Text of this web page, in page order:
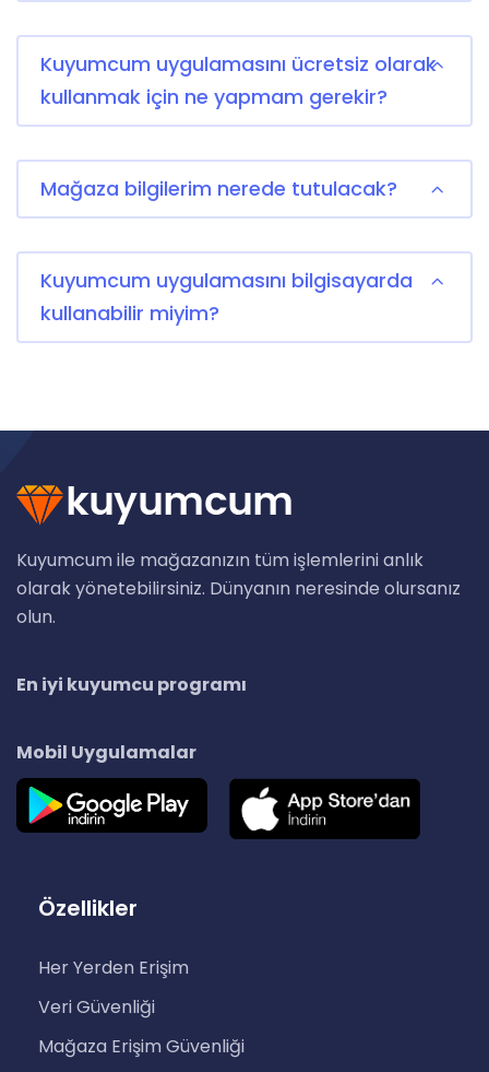
Kuyumcum uygulamasını ücretsiz olarak
kullanmak için ne yapmam gerekir?
Mağaza bilgilerim nerede tutulacak?
Kuyumcum uygulamasını bilgisayarda
kullanabilir miyim?
Kuyumcum ile mağazanızın tüm işlemlerini anlık
olarak yönetebilirsiniz. Dünyanın neresinde olursanız
olun.
En iyi kuyumcu programı
Mobil Uygulamalar
Özellikler
Her Yerden Erişim
Veri Güvenliği
Mağaza Erişim Güvenliği